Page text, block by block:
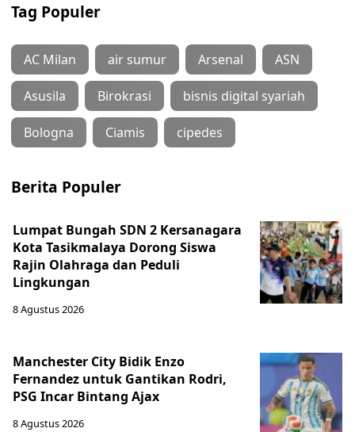
Tag Populer
AC Milan air sumur Arsenal ASN
Asusila Birokrasi bisnis digital syariah
Bologna Ciamis cipedes
Berita Populer
Lumpat Bungah SDN 2 Kersanagara
Kota Tasikmalaya Dorong Siswa
Rajin Olahraga dan Peduli
Lingkungan
8 Agustus 2026
Manchester City Bidik Enzo
Fernandez untuk Gantikan Rodri,
PSG Incar Bintang Ajax
8 Agustus 2026